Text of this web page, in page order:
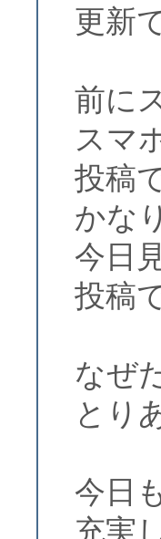
更新
前に
スマ
投稿
かな
今日
投稿
なぜ
とり
今日
充実